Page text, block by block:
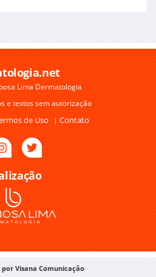
Lima Dermatologia
e textos sem autorização
de Uso | Contato
por Visana Comunicação